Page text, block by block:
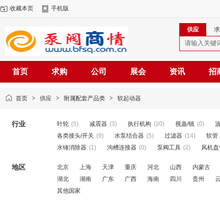
收藏本页 手机版
供应
首页 求购 公司 展会 资讯 招
首页 > 供应 > 附属配套产品类 > 软起动器
行业 叶轮 (5) 减震器 (3) 执行机构 (20) 视蛊/镜 (0)
各类接头/开关 (9) 水泵结合器 (5) 过滤器 (14)
软管
水锤消除器 (1) 沟槽连接器 (0) 泵阀工具 (2) 风机
地区 北京 上海 天津 重庆 河北 山西
内蒙古
湖北
湖南 广东 广西 海南 四川 贵州
其他国家